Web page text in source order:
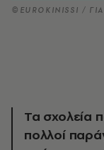
©EUROKINISSI /
Τα σχολεία
πολλοί